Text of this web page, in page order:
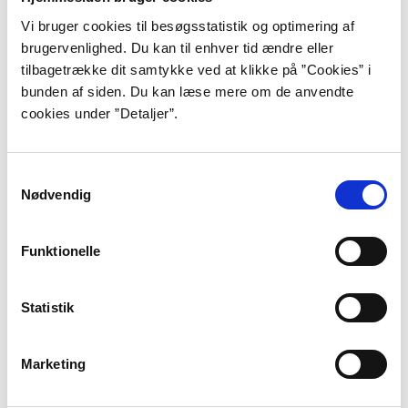
Vi bruger cookies til besøgsstatistik og optimering af
brugervenlighed. Du kan til enhver tid ændre eller
tilbagetrække dit samtykke ved at klikke på ”Cookies” i
bunden af siden. Du kan læse mere om de anvendte
cookies under ”Detaljer”.
Nødvendig
Funktionelle
Statistik
Marketing
virkemidler kan stand til at manøvrere i spillet mellem
kønnene."Bertha Funke" udkom i 1885, samtidig med
at sædelighedsfejden var en del af det kulturelle og
litterære miljø.
Senere skrev Mathilda Malling en række historiske
romaner. Bøgerne blev populære både på grund af
fortsatte interesse for kvinders seksualitet, der i de
den "unge", mere eksperimenterende, i de første
Blå bog